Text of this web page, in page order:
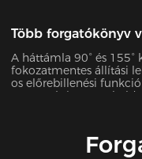
Több forgatókönyv
A háttámla 90° és
fokozatmentes állítási
os előrebillenési
pontosság). Ez a
mást, optimális
tevékenységhez.